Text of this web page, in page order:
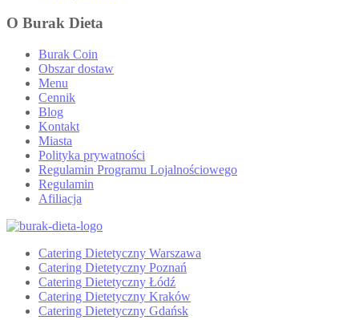
O Burak Dieta
Burak Coin
Obszar dostaw
Menu
Cennik
Blog
Kontakt
Miasta
Polityka prywatności
Regulamin Programu Lojalnościowego
Regulamin
Afiliacja
Catering Dietetyczny Warszawa
Catering Dietetyczny Poznań
Catering Dietetyczny Łódź
Catering Dietetyczny Kraków
Catering Dietetyczny Gdańsk